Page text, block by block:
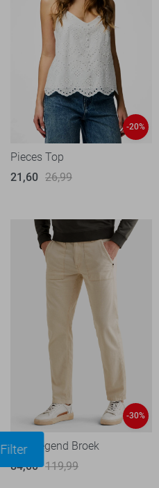
-20%
Pieces Top
21,60 26,99
-30%
PME legend Broek
84,00 119,99
Filter